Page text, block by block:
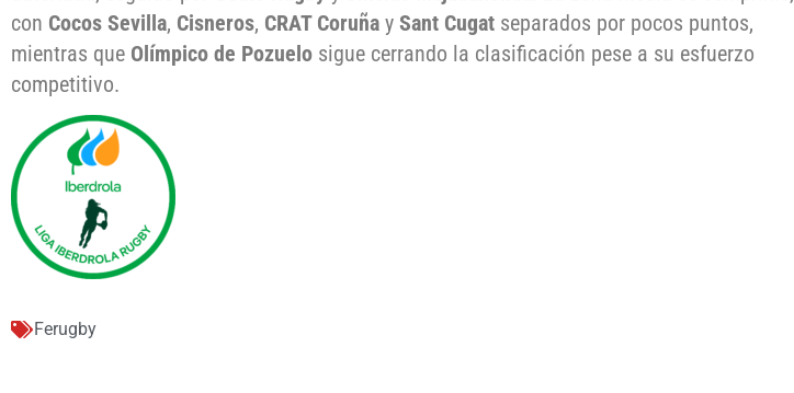
con Cocos Sevilla, Cisneros, CRAT Coruña y Sant Cugat separados por pocos puntos,
mientras que Olímpico de Pozuelo sigue cerrando la clasificación pese a su esfuerzo
competitivo.
Ferugby